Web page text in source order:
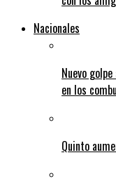
Nacionales
Nuevo
en los
Quinto